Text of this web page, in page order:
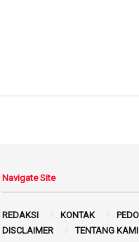
Navigate Site
REDAKSI KONTAK
DISCLAIMER
TENTANG KAMI